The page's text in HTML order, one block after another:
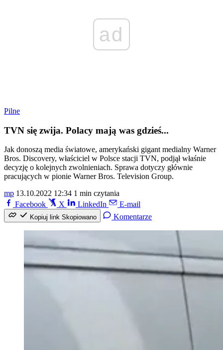
ad
Pilne
TVN się zwija. Polacy mają was gdzieś...
Jak donoszą media światowe, amerykański gigant medialny Warner
Bros. Discovery, właściciel w Polsce stacji TVN, podjął właśnie
decyzję o kolejnych zwolnieniach. Sprawa dotyczy głównie
pracujących w pionie Warner Bros. Television Group.
mp 13.10.2022 12:34 1 min czytania
Facebook
X LinkedIn E-mail
Kopiuj link Skopiowano Komentarze